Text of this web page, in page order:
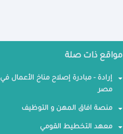
مواقع ذات صلة
إرادة - مبادرة إصلاح مناخ الأعمال في
مصر
منصة افاق المهن و التوظيف
معهد التخطيط القومي